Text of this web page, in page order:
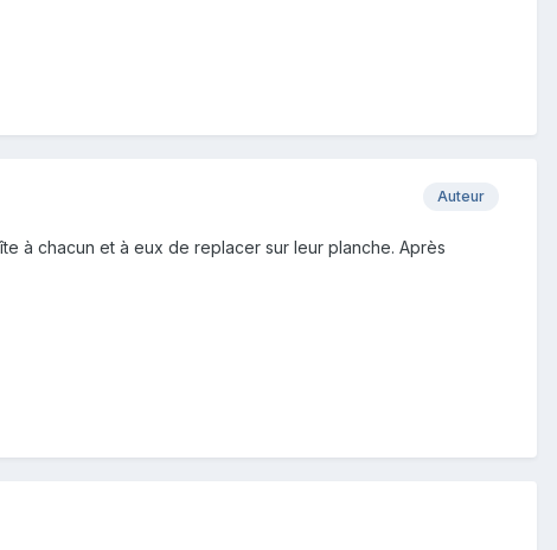
Auteur
à chacun et à eux de replacer sur leur planche. Après